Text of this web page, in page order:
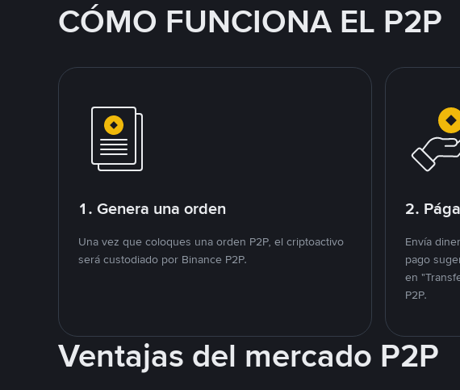
CÓMO FUNCIONA EL P2P
1. Genera una orden
Una vez que coloques una orden P2P, el criptoactivo
será custodiado por Binance P2P.
2.
Envía
pago
en
P2P.
Ventajas del mercado P2P